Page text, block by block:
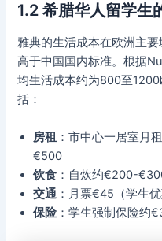
1.2 希腊华人留学生
雅典的生活成本在欧洲主
高于中国国内标准。根据
均生活成本约为800至
括：
房租 ：市中心一居室
€500
饮食 ：自炊约€200-
交通 ：月票€45（学生优
保险 ：学生强制保险约